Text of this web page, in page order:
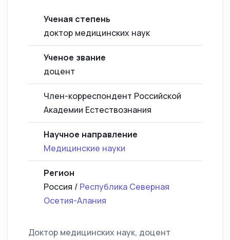
Ученая степень
доктор медицинских наук
Ученое звание
доцент
Член-корреспондент Российской
Академии Естествознания
Научное направление
Медицинские науки
Регион
Россия / Республика Северная
Осетия-Алания
Доктор медицинских наук, доцент